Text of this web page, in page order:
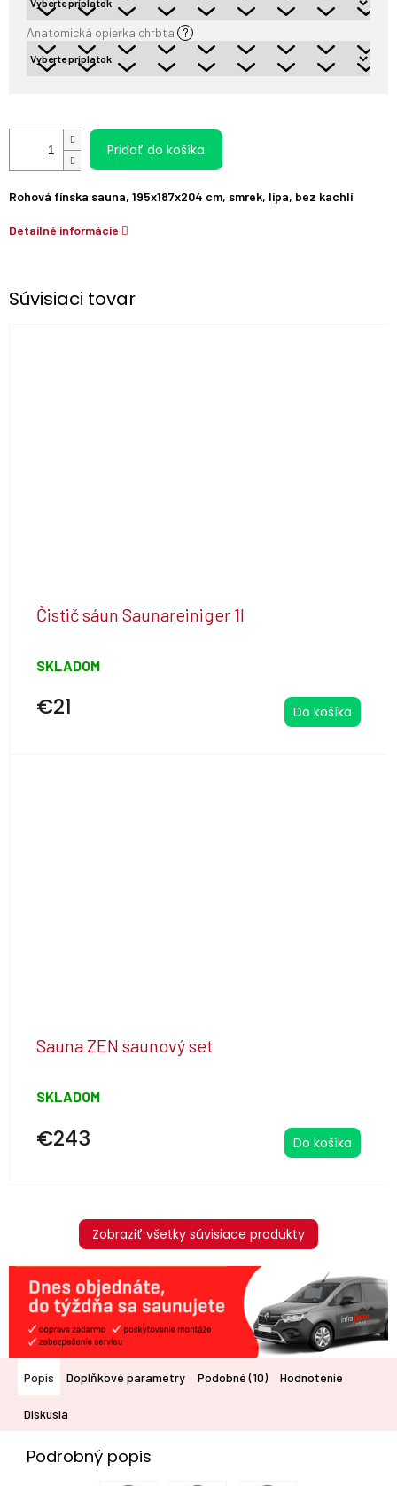
Anatomická opierka chrbta ?
Pridať do košíka
Rohová fínska sauna, 195x187x204 cm, smrek, lipa, bez kachlí
Detailné informácie
Súvisiaci tovar
Čistič sáun Saunareiniger 1l
SKLADOM
€21 Do košíka
Sauna ZEN saunový set
SKLADOM
€243 Do košíka
Zobraziť všetky súvisiace produkty
Popis Doplňkové parametry Podobné (10) Hodnotenie
Diskusia
Podrobný popis